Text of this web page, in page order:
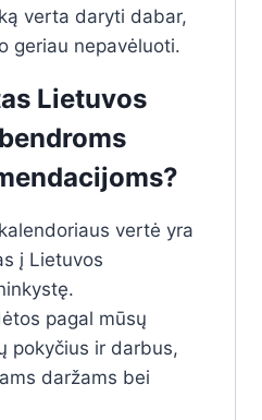
verta daryti dabar,
geriau nepavėluoti.
Lietuvos
vertė yra
į Lietuvos
pagal mūsų
pokyčius ir darbus,
daržams bei